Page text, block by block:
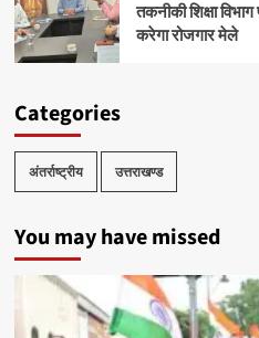
तकनीकी शिक्षा
करेगा रोजगार मेले
Categories
अंतर्राष्ट्रीय उत्तराखण्ड
You may have missed